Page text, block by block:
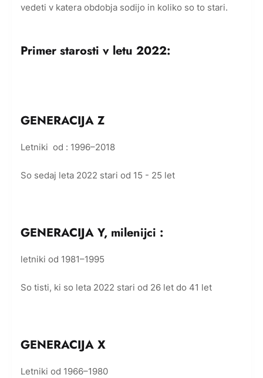
vedeti v katera obdobja sodijo in koliko so to stari.
Primer starosti v letu 2022:
GENERACIJA Z
Letniki od : 1996–2018
So sedaj leta 2022 stari od 15 - 25 let
GENERACIJA Y, milenijci :
letniki od 1981–1995
So tisti, ki so leta 2022 stari od 26 let do 41 let
GENERACIJA X
Letniki od 1966–1980